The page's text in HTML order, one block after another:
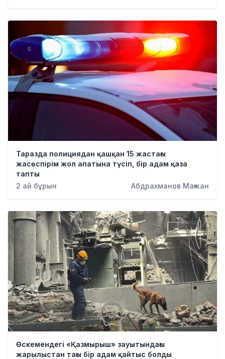
Таразда полициядан қашқан 15 жастағы
жасөспірім жол апатына түсіп, бір адам қаза
тапты
2 ай бұрын
Абдрахманов Мағжан
Өскемендегі «Қазмырыш» зауытындағы
жарылыстан тағы бір адам қайтыс болды